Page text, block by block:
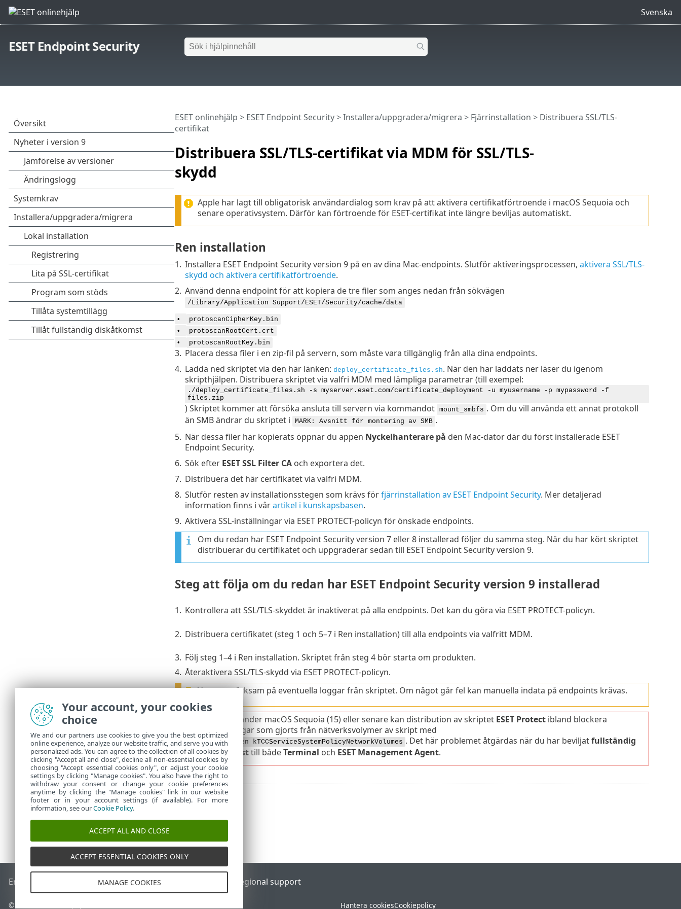
Svenska
ESET Endpoint Security
Distribuera SSL/TLS-certifikat via MDM för SSL/TLS-
skydd
ESET onlinehjälp > ESET Endpoint Security>Installera/uppgradera/migrera > Fjärrinstallation > Distribuera SSL/TLS-
certifikat
Apple har lagt till obligatorisk användardialog som krav på att aktivera certifikatförtroende i macOS Sequoia och
senare operativsystem. Därför kan förtroende för ESET-certifikat inte längre beviljas automatiskt.
Ren installation
1. Installera ESET Endpoint Security version 9 på en av dina Mac-endpoints. Slutför aktiveringsprocessen, aktivera SSL/TLS-
skydd och aktivera certifikatförtroende.
2. Använd denna endpoint för att kopiera de tre filer som anges nedan från sökvägen
/Library/Application Support/ESET/Security/cache/data
•
protoscanCipherKey.bin
•
protoscanRootCert.crt
•
protoscanRootKey.bin
3. Placera dessa filer i en zip-fil på servern, som måste vara tillgänglig från alla dina endpoints.
4. Ladda ned skriptet via den här länken: deploy_certificate_files.sh. När den har laddats ner läser du igenom
skripthjälpen. Distribuera skriptet via valfri MDM med lämpliga parametrar (till exempel:
./deploy_certificate_files.sh -s myserver.eset.com/certificate_deployment -u myusername -p mypassword -f
files.zip
) Skriptet kommer att försöka ansluta till servern via kommandot mount_smbfs . Om du vill använda ett annat protokoll
än SMB ändrar du skriptet i
MARK: Avsnitt för montering av SMB .
5. När dessa filer har kopierats öppnar du appen Nyckelhanterare på den Mac-dator där du först installerade ESET
Endpoint Security.
6. Sök efter ESET SSL Filter CAoch exportera det.
7. Distribuera det här certifikatet via valfri MDM.
8. Slutför resten av installationsstegen som krävs förfjärrinstallation av ESET Endpoint Security. Mer detaljerad
information finns i vårartikel i kunskapsbasen.
9. Aktivera SSL-inställningar via ESET PROTECT-policyn för önskade endpoints.
Om du redan har ESET Endpoint Security version 7 eller 8 installerad följer du samma steg. När du har kört skriptet
distribuerar du certifikatet och uppgraderar sedan till ESET Endpoint Security version 9.
Steg att följa om du redan har ESET Endpoint Security version 9 installerad
1. Kontrollera att SSL/TLS-skyddet är inaktiverat på alla endpoints. Det kan du göra via ESET PROTECT-policyn.
2. Distribuera certifikatet (steg 1 och 5–7 i Ren installation) till alla endpoints via valfritt MDM.
3. Följ steg 1–4 i Ren installation. Skriptet från steg 4 bör starta om produkten.
4. Återaktivera SSL/TLS-skydd via ESET PROTECT-policyn.
Var uppmärksam på eventuella loggar från skriptet. Om något går fel kan manuella indata på endpoints krävas.
När du använder macOS Sequoia (15) eller senare kan distribution av skriptet ESET Protectibland blockera
nedladdningar som gjorts från nätverksvolymer av skript med
behörigheten kTCCServiceSystemPolicyNetworkVolumes . Det här problemet åtgärdas när du har beviljatfullständig
diskåtkomsttill bådeTerminal och ESET Management Agent.
End of Life ESET kunskapsbasESET forum Regional support
© 1992 - 2025 ESET, spol. s r.o. – med ensamrätt. Hantera cookiesCookiepolicy
Your account, your cookies
choice
We and our partners use cookies to give you the best optimized
online experience, analyze our website traffic, and serve you with
personalized ads. You can agree to the collection of all cookies by
clicking "Accept all and close", decline all non-essential cookies by
choosing "Accept essential cookies only", or adjust your cookie
settings by clicking "Manage cookies". You also have the right to
withdraw your consent or change your cookie preferences
anytime by clicking the "Manage cookies" link in our website
footer or in your account settings (if available). For more
information, see ourCookie Policy.
ACCEPT ALL AND CLOSE
ACCEPT ESSENTIAL COOKIES ONLY
MANAGE COOKIES